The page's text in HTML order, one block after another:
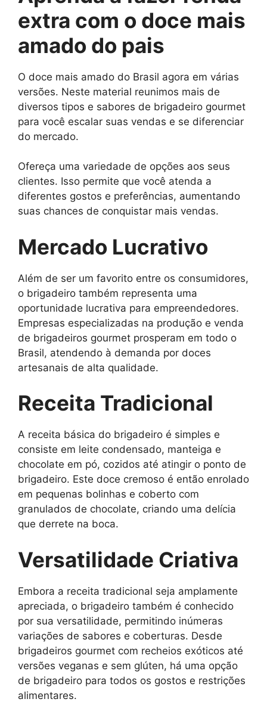
extra com o doce mais
amado do pais
O doce mais amado do Brasil agora em várias
versões. Neste material reunimos mais de
diversos tipos e sabores de brigadeiro gourmet
para você escalar suas vendas e se diferenciar
do mercado.
Ofereça uma variedade de opções aos seus
clientes. Isso permite que você atenda a
diferentes gostos e preferências, aumentando
suas chances de conquistar mais vendas.
Mercado Lucrativo
Além de ser um favorito entre os consumidores,
o brigadeiro também representa uma
oportunidade lucrativa para empreendedores.
Empresas especializadas na produção e venda
de brigadeiros gourmet prosperam em todo o
Brasil, atendendo à demanda por doces
artesanais de alta qualidade.
Receita Tradicional
A receita básica do brigadeiro é simples e
consiste em leite condensado, manteiga e
chocolate em pó, cozidos até atingir o ponto de
brigadeiro. Este doce cremoso é então enrolado
em pequenas bolinhas e coberto com
granulados de chocolate, criando uma delícia
que derrete na boca.
Versatilidade Criativa
Embora a receita tradicional seja amplamente
apreciada, o brigadeiro também é conhecido
por sua versatilidade, permitindo inúmeras
variações de sabores e coberturas. Desde
brigadeiros gourmet com recheios exóticos até
versões veganas e sem glúten, há uma opção
de brigadeiro para todos os gostos e restrições
alimentares.